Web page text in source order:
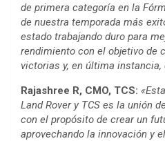
de primera categoría en la
de nuestra temporada más
estado trabajando duro para
rendimiento con el objetivo de
victorias y, en última
Rajashree R, CMO, TCS:
Land Rover y TCS es la unión
con el propósito de crear un
aprovechando la innovación y